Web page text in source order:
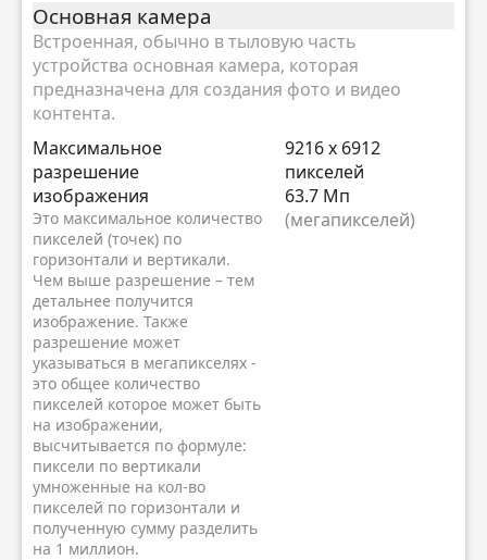
Основная камера
Встроенная, обычно в тыловую часть
устройства основная камера, которая
предназначена для создания фото и видео
контента.
Максимальное
разрешение
изображения
Это максимальное количество
пикселей (точек) по
горизонтали и вертикали.
Чем выше разрешение – тем
детальнее получится
изображение. Также
разрешение может
указываться в мегапикселях -
это общее количество
пикселей которое может быть
на изображении,
высчитывается по формуле:
пиксели по вертикали
умноженные на кол-во
пикселей по горизонтали и
полученную сумму разделить
на 1 миллион.
9216 x 6912
пикселей
63.7 Мп
(мегапикселей)